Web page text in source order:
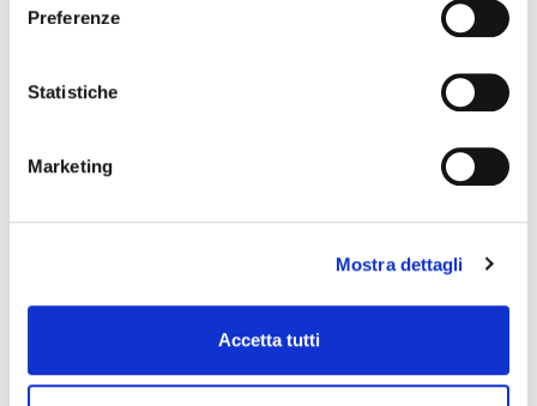
Preferenze
Statistiche
Marketing
Mostra dettagli
Accetta tutti
Forel: celebra i 50 anni e inaugura nuova
da 9mila mq (Il Sole 24 Ore Radiocor) – Padova, 12 mag
– Forel, azienda del settore dei macchinari per la
inaugura un nuovo stabilimento presso la sede di Vallio
di Roncade, in provincia di Treviso.